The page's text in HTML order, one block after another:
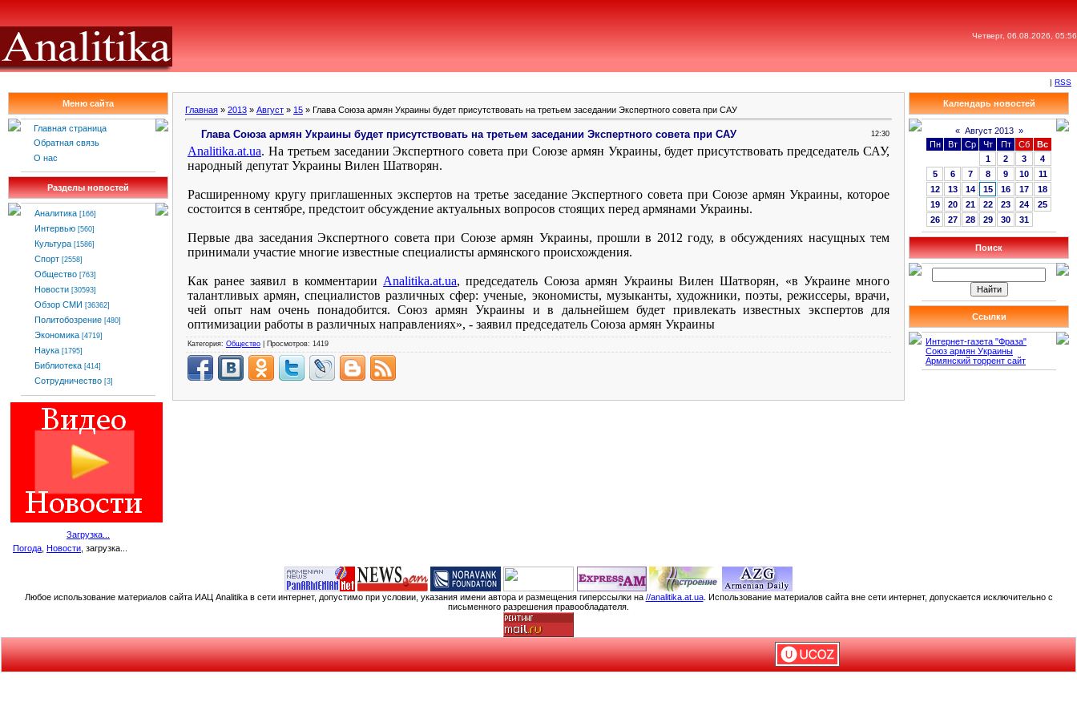
Четверг, 06.08.2026, 05:56
| RSS
Меню сайта
Главная страница
Обратная связь
О нас
Разделы новостей
Аналитика [166]
Интервью [560]
Культура [1586]
Спорт [2558]
Общество [763]
Новости [30593]
Обзор СМИ [36362]
Политобозрение [480]
Экономика [4719]
Наука [1795]
Библиотека [414]
Сотрудничество [3]
Загрузка...
Погода Новости , загрузка...
Главная » 2013 » Август » 15 » Глава Союза армян Украины будет присутствовать на третьем заседании Экспертного совета при САУ
Глава Союза армян Украины будет присутствовать на третьем заседании Экспертного совета при САУ 12:30
Analitika.at.ua. На третьем заседании Экспертного совета при Союзе армян Украины, будет присутствовать председатель САУ,
народный депутат Украины Вилен Шатворян.
Расширенному кругу приглашенных экспертов на третье заседание Экспертного совета при Союзе армян Украины, которое
состоится в сентябре, предстоит обсуждение актуальных вопросов стоящих перед армянами Украины.
Первые два заседания Экспертного совета при Союзе армян Украины, прошли в 2012 году, в обсуждениях насущных тем
принимали участие многие известные специалисты армянского происхождения.
Как ранее заявил в комментарии Analitika.at.ua, председатель Союза армян Украины Вилен Шатворян, «в Украине много
талантливых армян, специалистов различных сфер: ученые, экономисты, музыканты, художники, поэты, режиссеры, врачи,
чей опыт нам очень понадобится. Союз армян Украины и в дальнейшем будет привлекать известных экспертов для
оптимизации работы в различных направлениях», - заявил председатель Союза армян Украины
Категория: Общество | Просмотров: 1419
Календарь новостей
« Август 2013 »
Пн
Вт Ср Чт Пт Сб
Вс
1
2 3
4
5
6 7 8 9 10
11
12
13 14 15 16 17
18
19
20 21 22 23 24
25
26
27 28 29 30 31
Поиск
Ссылки
Интернет-газета "Фраза"
Союз армян Украины
Армянский торрент сайт
Любое использование материалов сайта ИАЦ Analitika в сети интернет, допустимо при условии, указания имени автора и размещения гиперссылки на //analitika.at.ua. Использование материалов сайта вне сети интернет, допускается исключительно с
письменного разрешения правообладателя.